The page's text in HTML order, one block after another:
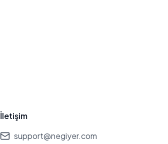
İletişim
support@negiyer.com